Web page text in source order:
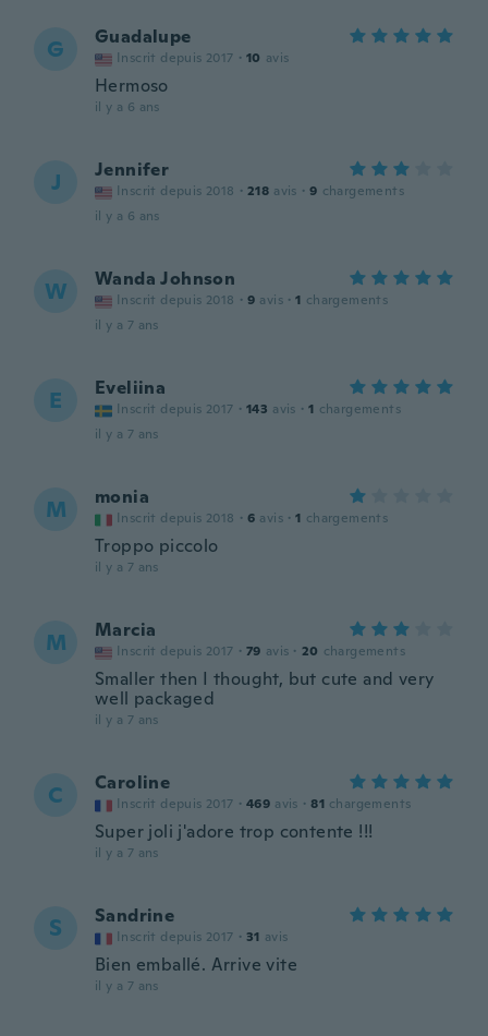
G Guadalupe
Inscrit depuis 2017 · 10 avis
Hermoso
il y a 6 ans
J Jennifer
Inscrit depuis 2018 · 218 avis · 9 chargements
il y a 6 ans
W Wanda Johnson
Inscrit depuis 2018 · 9 avis · 1 chargements
il y a 7 ans
E Eveliina
Inscrit depuis 2017 · 143 avis · 1 chargements
il y a 7 ans
M monia
Inscrit depuis 2018 · 6 avis · 1 chargements
Troppo piccolo
il y a 7 ans
M Marcia
Inscrit depuis 2017 · 79 avis · 20 chargements
Smaller then I thought, but cute and very
well packaged
il y a 7 ans
C Caroline
Inscrit depuis 2017 · 469 avis · 81 chargements
Super joli j'adore trop contente !!!
il y a 7 ans
S Sandrine
Inscrit depuis 2017 · 31 avis
Bien emballé. Arrive vite
il y a 7 ans